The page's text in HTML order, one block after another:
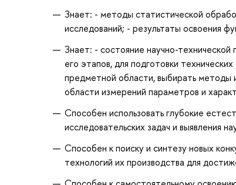
Знает: - методы статистической
исследований; - результаты освоения
Знает: - состояние научно-
его этапов, для подготовки
предметной области, выбирать методы
области измерений параметров и
Способен использовать глубокие
исследовательских задач и выявления
Способен к поиску и синтезу новых
технологий их производства для